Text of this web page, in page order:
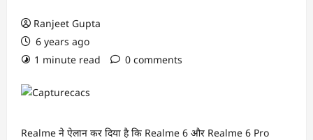
Ranjeet Gupta
6 years ago
1 minute read
0 comments
Realme ने ऐलान कर दिया है कि Realme 6 और Realme 6 Pro